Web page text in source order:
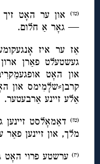
(טו)
און ער האָט
— גאָר אַ חלום.
אַז ער איז
געשטעלט פאַרן
און האָט
קרבן⸗שלָמִימס און
אַלע זיינע אַרבעטער.
(טז) דאַמאָלסט זיינען
מלך, און זיינען
(יז) ערשטע פרוי האָט